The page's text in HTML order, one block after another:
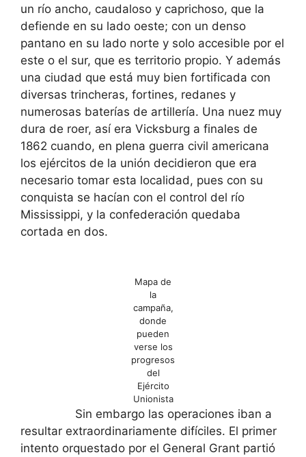
un río ancho, caudaloso y caprichoso, que la
defiende en su lado oeste; con un denso
pantano en su lado norte y solo accesible por el
este o el sur, que es territorio propio. Y además
una ciudad que está muy bien fortificada con
diversas trincheras, fortines, redanes y
numerosas baterías de artillería. Una nuez muy
dura de roer, así era Vicksburg a finales de
1862 cuando, en plena guerra civil americana
los ejércitos de la unión decidieron que era
necesario tomar esta localidad, pues con su
conquista se hacían con el control del río
Mississippi, y la confederación quedaba
cortada en dos.
Mapa de
la
campaña,
donde
pueden
verse los
progresos
del
Ejército
Unionista
Sin embargo las operaciones iban a
resultar extraordinariamente difíciles. El primer
intento orquestado por el General Grant partió